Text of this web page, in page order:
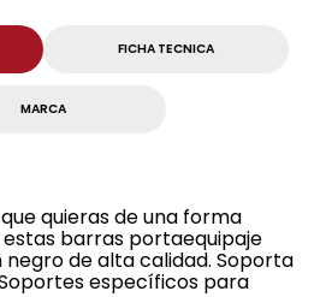
FICHA TECNICA
MARCA
quieras de una forma
barras portaequipaje
de alta calidad. Soporta
específicos para